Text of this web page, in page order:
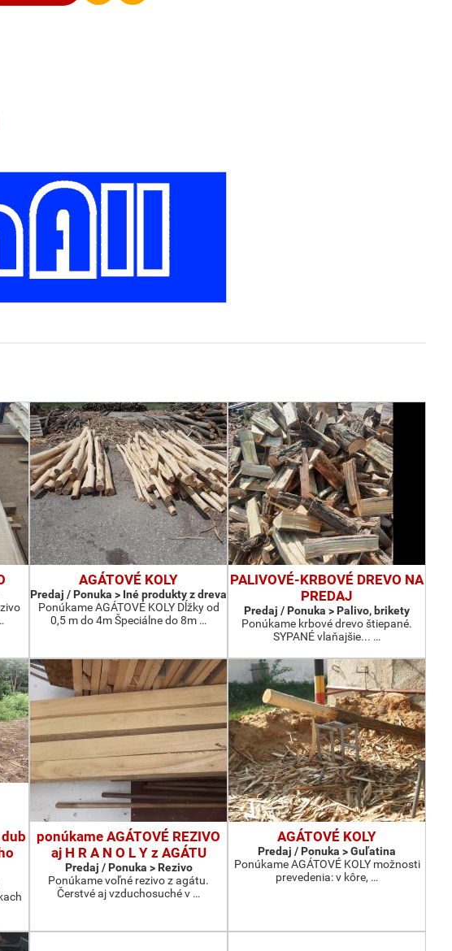
AGÁTOVÉ KOLY
Predaj / Ponuka > Iné produkty z dreva
Ponúkame AGÁTOVÉ KOLY Dĺžky od
0,5 m do 4m Špeciálne do 8m …
PALIVOVÉ-KRBOVÉ DREVO NA
PREDAJ
Predaj / Ponuka > Palivo, brikety
Ponúkame krbové drevo štiepané.
SYPANÉ vlaňajšie... …
ponúkame AGÁTOVÉ REZIVO
aj H R A N O L Y z AGÁTU
Predaj / Ponuka > Rezivo
Ponúkame voľné rezivo z agátu.
Čerstvé aj vzduchosuché v …
AGÁTOVÉ KOLY
Predaj / Ponuka > Guľatina
Ponúkame AGÁTOVÉ KOLY možnosti
prevedenia: v kôre, …